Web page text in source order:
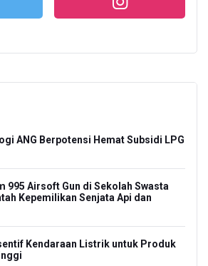
ANG Berpotensi Hemat Subsidi LPG
995 Airsoft Gun di Sekolah Swasta
Kepemilikan Senjata Api dan
Kendaraan Listrik untuk Produk